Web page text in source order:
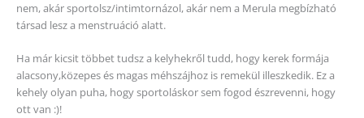
nem, akár sportolsz/intimtornázol, akár nem a Merula megbízható
társad lesz a menstruáció alatt.
Ha már kicsit többet tudsz a kelyhekről tudd, hogy kerek formája
alacsony,közepes és magas méhszájhoz is remekül illeszkedik. Ez a
kehely olyan puha, hogy sportoláskor sem fogod észrevenni, hogy
ott van :)!